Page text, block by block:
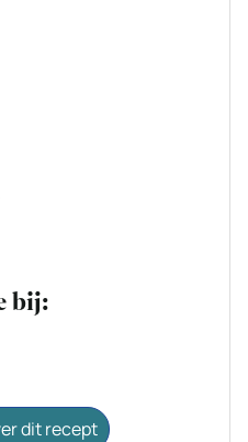
bij:
dit recept